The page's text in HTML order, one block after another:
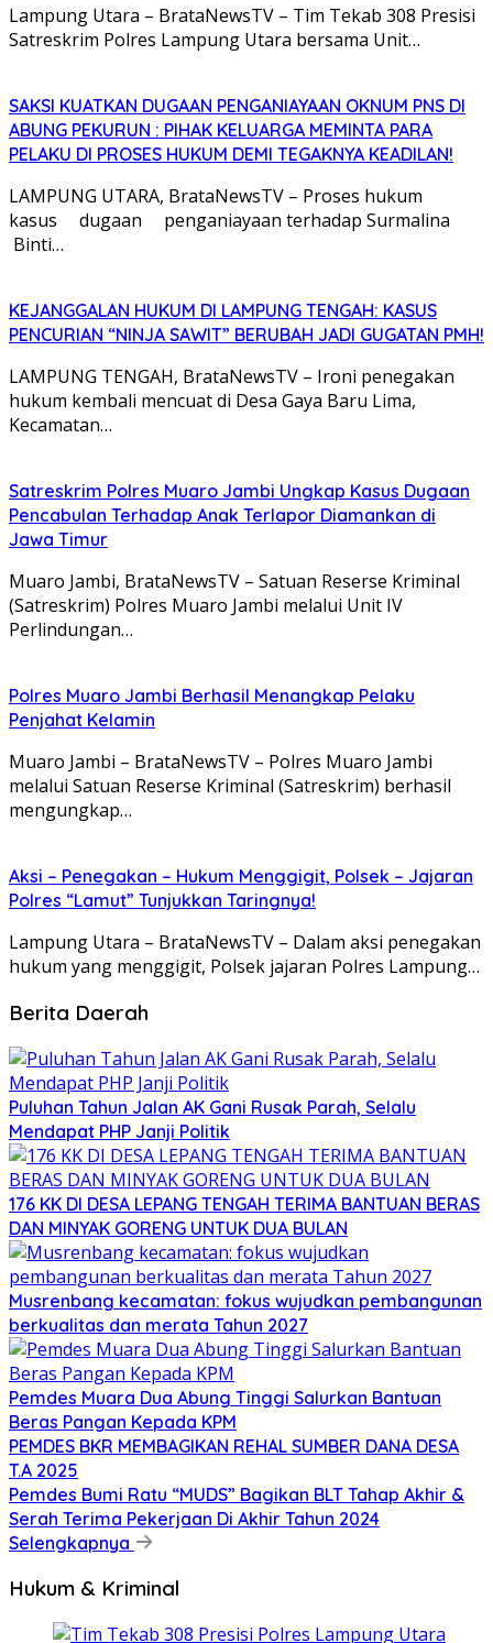
Lampung Utara – BrataNewsTV – Tim Tekab 308 Presisi
Satreskrim Polres Lampung Utara bersama Unit…
SAKSI KUATKAN DUGAAN PENGANIAYAAN OKNUM PNS DI
ABUNG PEKURUN : PIHAK KELUARGA MEMINTA PARA
PELAKU DI PROSES HUKUM DEMI TEGAKNYA KEADILAN!
LAMPUNG UTARA, BrataNewsTV – Proses hukum
kasus dugaan penganiayaan terhadap Surmalina
Binti…
KEJANGGALAN HUKUM DI LAMPUNG TENGAH: KASUS
PENCURIAN “NINJA SAWIT” BERUBAH JADI GUGATAN PMH!
LAMPUNG TENGAH, BrataNewsTV – Ironi penegakan
hukum kembali mencuat di Desa Gaya Baru Lima,
Kecamatan…
Satreskrim Polres Muaro Jambi Ungkap Kasus Dugaan
Pencabulan Terhadap Anak Terlapor Diamankan di
Jawa Timur
Muaro Jambi, BrataNewsTV – Satuan Reserse Kriminal
(Satreskrim) Polres Muaro Jambi melalui Unit IV
Perlindungan…
Polres Muaro Jambi Berhasil Menangkap Pelaku
Penjahat Kelamin
Muaro Jambi – BrataNewsTV – Polres Muaro Jambi
melalui Satuan Reserse Kriminal (Satreskrim) berhasil
mengungkap…
Aksi – Penegakan – Hukum Menggigit, Polsek – Jajaran
Polres “Lamut” Tunjukkan Taringnya!
Lampung Utara – BrataNewsTV – Dalam aksi penegakan
hukum yang menggigit, Polsek jajaran Polres Lampung…
Berita Daerah
Puluhan Tahun Jalan AK Gani Rusak Parah, Selalu
Mendapat PHP Janji Politik
176 KK DI DESA LEPANG TENGAH TERIMA BANTUAN BERAS
DAN MINYAK GORENG UNTUK DUA BULAN
Musrenbang kecamatan: fokus wujudkan pembangunan
berkualitas dan merata Tahun 2027
Pemdes Muara Dua Abung Tinggi Salurkan Bantuan
Beras Pangan Kepada KPM
PEMDES BKR MEMBAGIKAN REHAL SUMBER DANA DESA
T.A 2025
Pemdes Bumi Ratu “MUDS” Bagikan BLT Tahap Akhir &
Serah Terima Pekerjaan Di Akhir Tahun 2024
Selengkapnya
Hukum & Kriminal